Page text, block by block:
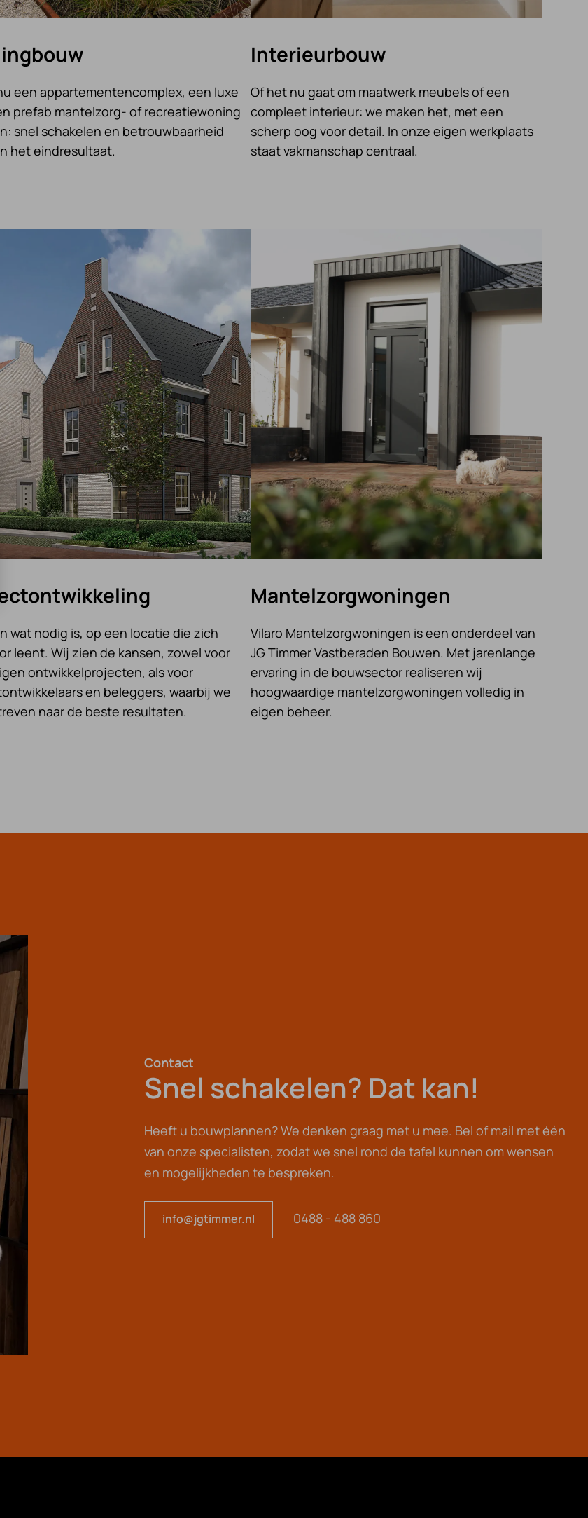
een appartementencomplex, een luxe
prefab mantelzorg- of recreatiewoning
snel schakelen en betrouwbaarheid
het eindresultaat.
Interieurbouw
Of het nu gaat om maatwerk meubels of een
compleet interieur: we maken het, met een
scherp oog voor detail. In onze eigen werkplaats
staat vakmanschap centraal.
wat nodig is, op een locatie die zich
leent. Wij zien de kansen, zowel voor
ontwikkelprojecten, als voor
en beleggers, waarbij we
naar de beste resultaten.
Mantelzorgwoningen
Vilaro Mantelzorgwoningen is een onderdeel van
JG Timmer Vastberaden Bouwen. Met jarenlange
ervaring in de bouwsector realiseren wij
hoogwaardige mantelzorgwoningen volledig in
eigen beheer.
Contact
Snel schakelen? Dat kan!
Heeft u bouwplannen? We denken graag met u mee. Bel of mail met één
van onze specialisten, zodat we snel rond de tafel kunnen om wensen
en mogelijkheden te bespreken.
info@jgtimmer.nl 0488 - 488 860